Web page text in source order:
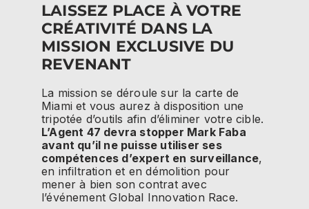
LAISSEZ PLACE À VOTRE
CRÉATIVITÉ DANS LA
MISSION EXCLUSIVE DU
REVENANT
La mission se déroule sur la carte de
Miami et vous aurez à disposition une
tripotée d’outils afin d’éliminer votre cible.
L’Agent 47 devra stopper Mark Faba
avant qu’il ne puisse utiliser ses
compétences d’expert en surveillance,
en infiltration et en démolition pour
mener à bien son contrat avec
l’événement Global Innovation Race.